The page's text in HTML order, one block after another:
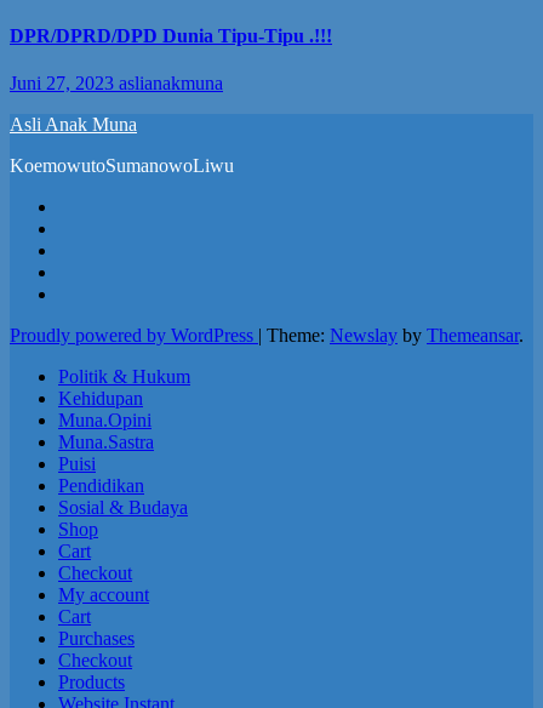
DPR/DPRD/DPD Dunia Tipu-Tipu .!!!
Juni 27, 2023 aslianakmuna
Asli Anak Muna
KoemowutoSumanowoLiwu
Proudly powered by WordPress | Theme: Newslay by Themeansar.
Politik & Hukum
Kehidupan
Muna.Opini
Muna.Sastra
Puisi
Pendidikan
Sosial & Budaya
Shop
Cart
Checkout
My account
Cart
Purchases
Checkout
Products